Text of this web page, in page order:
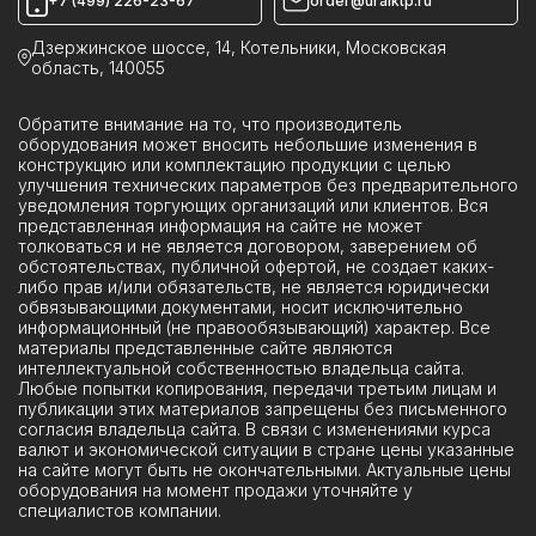
Ячейки ЯКНО
Дзержинское шоссе, 14, Котельники, Московская
область, 140055
Обратите внимание на то, что производитель
оборудования может вносить небольшие изменения в
конструкцию или комплектацию продукции с целью
улучшения технических параметров без предварительного
уведомления торгующих организаций или клиентов. Вся
представленная информация на сайте не может
толковаться и не является договором, заверением об
обстоятельствах, публичной офертой, не создает каких-
либо прав и/или обязательств, не является юридически
обвязывающими документами, носит исключительно
информационный (не правообязывающий) характер. Все
материалы представленные сайте являются
интеллектуальной собственностью владельца сайта.
Любые попытки копирования, передачи третьим лицам и
публикации этих материалов запрещены без письменного
согласия владельца сайта. В связи с изменениями курса
валют и экономической ситуации в стране цены указанные
на сайте могут быть не окончательными. Актуальные цены
оборудования на момент продажи уточняйте у
специалистов компании.